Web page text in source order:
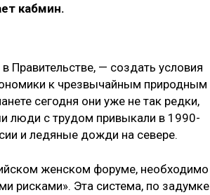
кабмин.
Правительстве, — создать условия
к чрезвычайным природным
сегодня они уже не так редки,
люди с трудом привыкали в 1990-
и ледяные дожди на севере.
женском форуме, необходимо
рисками». Эта система, по задумке